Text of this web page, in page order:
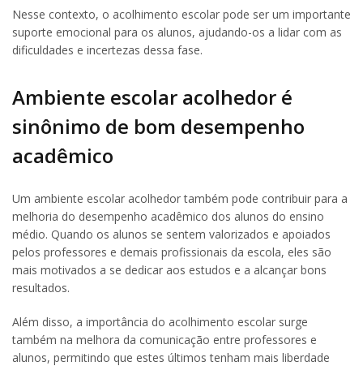
Nesse contexto, o acolhimento escolar pode ser um importante
suporte emocional para os alunos, ajudando-os a lidar com as
dificuldades e incertezas dessa fase.
Ambiente escolar acolhedor é
sinônimo de bom desempenho
acadêmico
Um ambiente escolar acolhedor também pode contribuir para a
melhoria do desempenho acadêmico dos alunos do ensino
médio. Quando os alunos se sentem valorizados e apoiados
pelos professores e demais profissionais da escola, eles são
mais motivados a se dedicar aos estudos e a alcançar bons
resultados.
Além disso, a importância do acolhimento escolar surge
também na melhora da comunicação entre professores e
alunos, permitindo que estes últimos tenham mais liberdade